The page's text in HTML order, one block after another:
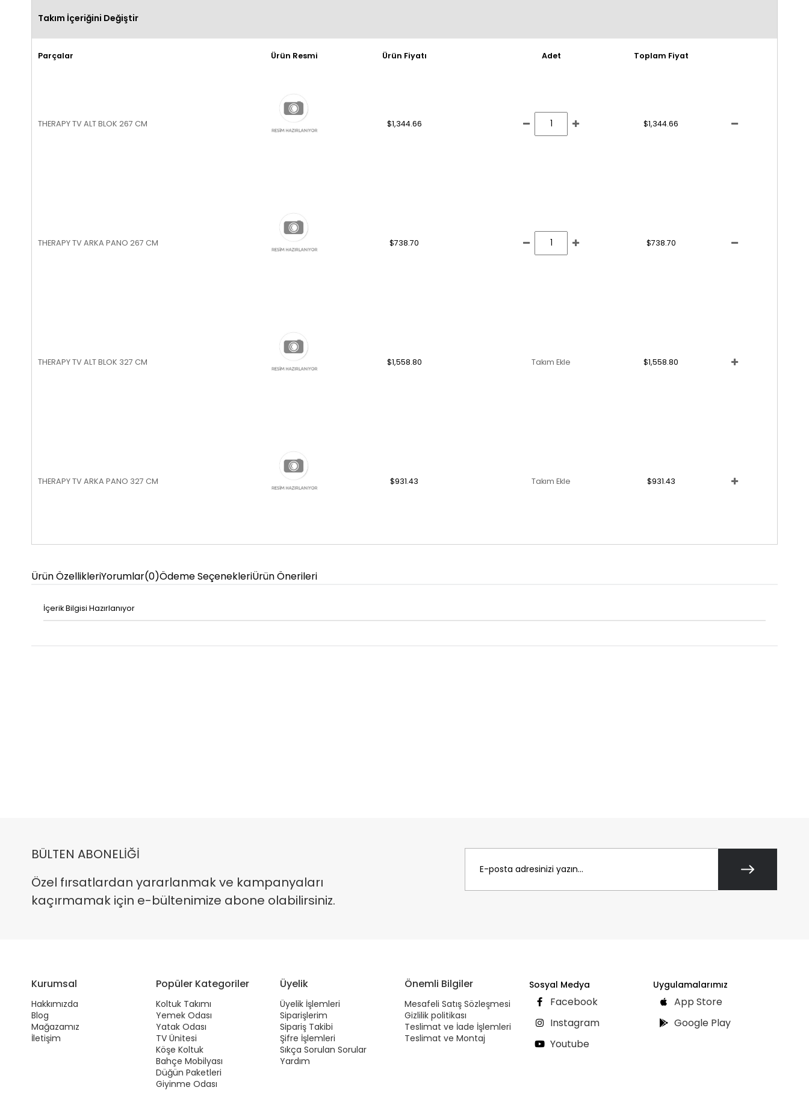
Takım İçeriğini Değiştir
Parçalar Ürün Resmi Ürün Fiyatı Adet Toplam Fiyat
THERAPY TV ALT BLOK 267 CM $1,344.66 $1,344.66
THERAPY TV ARKA PANO 267 CM $738.70 $738.70
THERAPY TV ALT BLOK 327 CM $1,558.80 Takım Ekle $1,558.80
THERAPY TV ARKA PANO 327 CM $931.43 Takım Ekle $931.43
Ürün ÖzellikleriYorumlar(0)Ödeme SeçenekleriÜrün Önerileri
İçerik Bilgisi Hazırlanıyor
BÜLTEN ABONELİĞİ
Özel fırsatlardan yararlanmak ve kampanyaları
kaçırmamak için e-bültenimize abone olabilirsiniz.
Kurumsal
Hakkımızda
Blog
Mağazamız
İletişim
Popüler Kategoriler
Koltuk Takımı
Yemek Odası
Yatak Odası
TV Ünitesi
Köşe Koltuk
Bahçe Mobilyası
Düğün Paketleri
Giyinme Odası
Üyelik
Üyelik İşlemleri
Siparişlerim
Sipariş Takibi
Şifre İşlemleri
Sıkça Sorulan Sorular
Yardım
Önemli Bilgiler
Mesafeli Satış Sözleşmesi
Gizlilik politikası
Teslimat ve İade İşlemleri
Teslimat ve Montaj
Sosyal Medya
Facebook
Instagram
Youtube
Uygulamalarımız
App Store
Google Play